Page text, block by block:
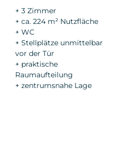
+ 3 Zimmer
+ ca. 224 m² Nutzfläche
+ WC
+ Stellplätze unmittelbar
vor der Tür
+ praktische
Raumaufteilung
+ zentrumsnahe Lage